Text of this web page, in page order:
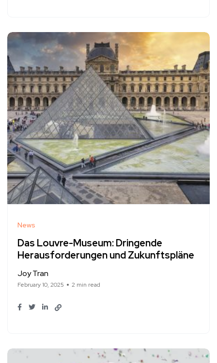
News
Das Louvre-Museum: Dringende
Herausforderungen und Zukunftspläne
Joy Tran
February 10, 2025 2 min read